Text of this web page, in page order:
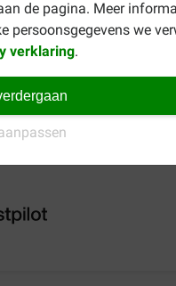
de pagina. Meer
persoonsgegevens we
verklaring.
voor
Royal Canin natvoer